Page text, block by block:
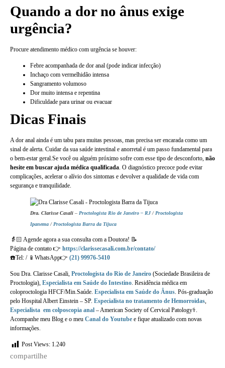
Quando a dor no ânus exige
urgência?
Procure atendimento médico com urgência se houver:
Febre acompanhada de dor anal (pode indicar infecção)
Inchaço com vermelhidão intensa
Sangramento volumoso
Dor muito intensa e repentina
Dificuldade para urinar ou evacuar
Dicas Finais
A dor anal ainda é um tabu para muitas pessoas, mas precisa ser encarada como um
sinal de alerta. Cuidar da sua saúde intestinal e anorretal é um passo fundamental para
o bem-estar geral.Se você ou alguém próximo sofre com esse tipo de desconforto, não
hesite em buscar ajuda médica qualificada. O diagnóstico precoce pode evitar
complicações, acelerar o alívio dos sintomas e devolver a qualidade de vida com
segurança e tranquilidade.
Dra. Clarisse Casali – Proctologista Rio de Janeiro – RJ / Proctologista
Ipanema / Proctologista Barra da Tijuca
👵🏻 Agende agora a sua consulta com a Doutora! 📝
Página de contato 👉 https://clarissecasali.com.br/contato/
☎️Tel: / 📱WhatsApp👉 (21) 99976-5410
Sou Dra. Clarisse Casali, Proctologista do Rio de Janeiro (Sociedade Brasileira de
Proctologia), Especialista em Saúde do Intestino. Residência médica em
coloproctologia HFCF/Min.Saúde. Especialista em Saúde do Ânus. Pós-graduação
pelo Hospital Albert Einstein – SP. Especialista no tratamento de Hemorroidas,
Especialista em colposcopia anal – American Society of Cervical Patology⚕️.
Acompanhe meu Blog e o meu Canal do Youtube e fique atualizado com novas
informações.
Post Views: 1.240
compartilhe​